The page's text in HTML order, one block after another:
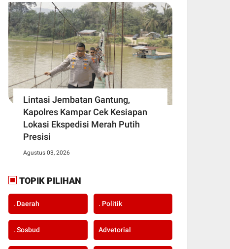
Lintasi Jembatan Gantung,
Kapolres Kampar Cek Kesiapan
Lokasi Ekspedisi Merah Putih
Presisi
Agustus 03, 2026
TOPIK PILIHAN
. Daerah . Politik
. Sosbud Advetorial